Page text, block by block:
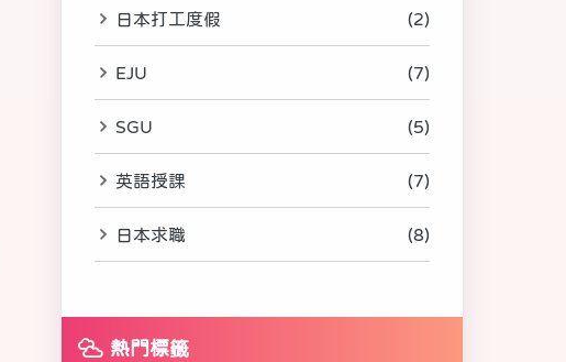
日本打工度假 (2)
EJU (7)
SGU (5)
英語授課 (7)
日本求職 (8)
熱門標籤